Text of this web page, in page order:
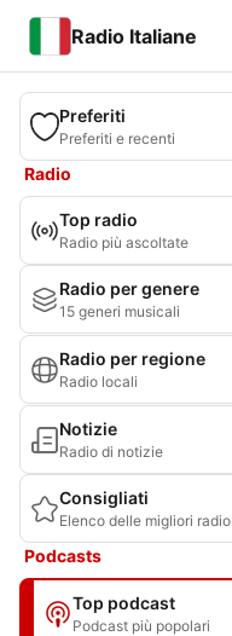
Radio Italiane
Preferiti
Preferiti e recenti
Radio
Top radio
Radio più ascoltate
Radio per genere
15 generi musicali
Radio per regione
Radio locali
Notizie
Radio di notizie
Consigliati
Elenco delle migliori radio
Podcasts
Top podcast
Podcast più popolari